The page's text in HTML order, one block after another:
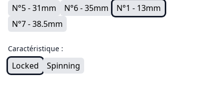
N°5 - 31mm
N°6 - 35mm
N°1 - 13mm
N°7 - 38.5mm
Caractéristique :
Locked Spinning